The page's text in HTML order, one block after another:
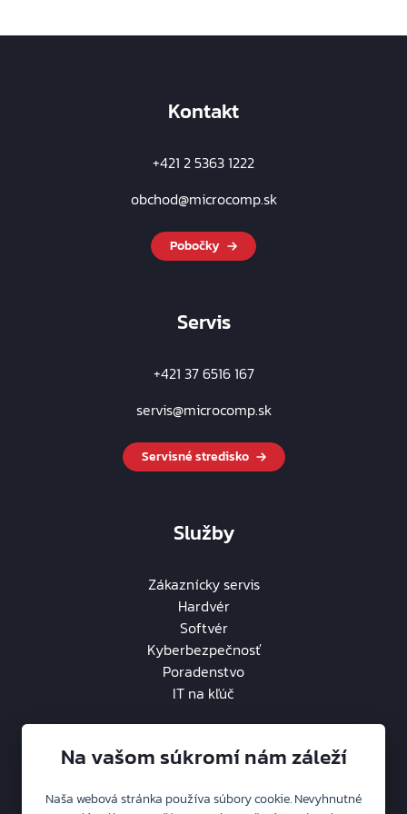
Kontakt
+421 2 5363 1222
obchod@microcomp.sk
Pobočky
Servis
+421 37 6516 167
servis@microcomp.sk
Servisné stredisko
Služby
Zákaznícky servis
Hardvér
Softvér
Kyberbezpečnosť
Poradenstvo
IT na kľúč
Na vašom súkromí nám záleží
Naša webová stránka používa súbory cookie. Nevyhnutné